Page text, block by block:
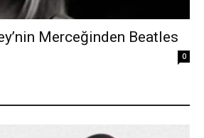
Merceğinden Beatles
0